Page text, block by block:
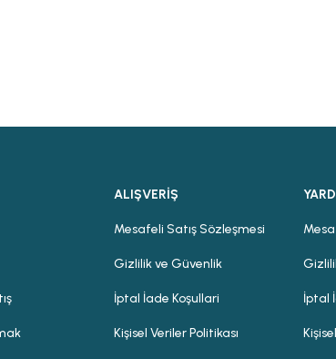
ALIŞVERİŞ
Mesafeli Satış Sözleşmesi
Gizlilik ve Güvenlik
İptal İade Koşullari
Kişisel Veriler Politikası
İptal